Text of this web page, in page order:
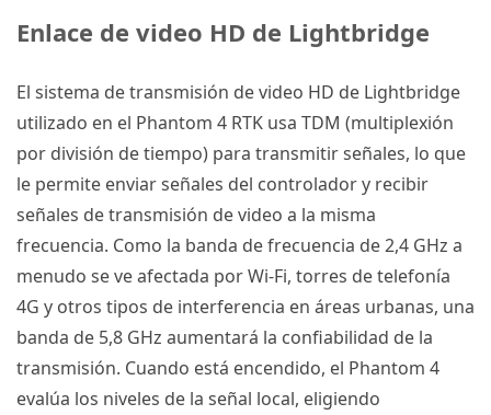
Enlace de video HD de Lightbridge
El sistema de transmisión de video HD de Lightbridge
utilizado en el Phantom 4 RTK usa TDM (multiplexión
por división de tiempo) para transmitir señales, lo que
le permite enviar señales del controlador y recibir
señales de transmisión de video a la misma
frecuencia. Como la banda de frecuencia de 2,4 GHz a
menudo se ve afectada por Wi-Fi, torres de telefonía
4G y otros tipos de interferencia en áreas urbanas, una
banda de 5,8 GHz aumentará la confiabilidad de la
transmisión. Cuando está encendido, el Phantom 4
evalúa los niveles de la señal local, eligiendo